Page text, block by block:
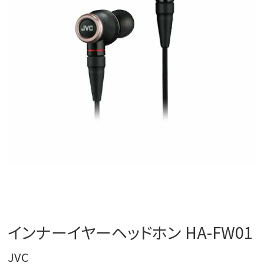
インナーイヤーヘッドホン HA-FW01
JVC